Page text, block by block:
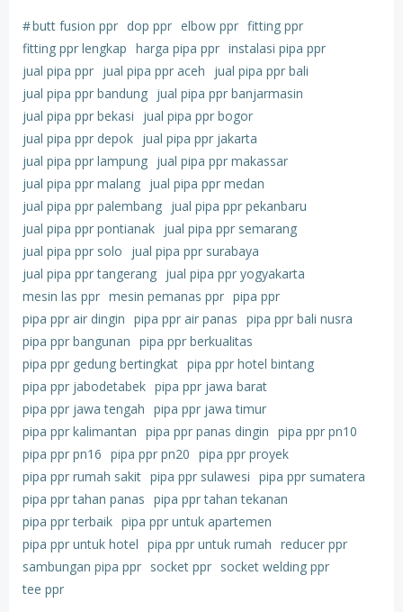
#butt fusion ppr dop ppr elbow ppr fitting ppr
fitting ppr lengkap harga pipa ppr instalasi pipa ppr
jual pipa ppr jual pipa ppr aceh
jual pipa ppr bali
jual pipa ppr bandung jual pipa ppr banjarmasin
jual pipa ppr bekasi
jual pipa ppr bogor
jual pipa ppr depok jual pipa ppr jakarta
jual pipa ppr lampung jual pipa ppr makassar
jual pipa ppr malang jual pipa ppr medan
jual pipa ppr palembang jual pipa ppr pekanbaru
jual pipa ppr pontianak jual pipa ppr semarang
jual pipa ppr solo
jual pipa ppr surabaya
jual pipa ppr tangerang jual pipa ppr yogyakarta
mesin las ppr mesin pemanas ppr pipa ppr
pipa ppr air dingin pipa ppr air panas pipa ppr bali nusra
pipa ppr bangunan pipa ppr berkualitas
pipa ppr gedung bertingkat pipa ppr hotel bintang
pipa ppr jabodetabek pipa ppr jawa barat
pipa ppr jawa tengah pipa ppr jawa timur
pipa ppr kalimantan pipa ppr panas dingin pipa ppr pn10
pipa ppr pn16 pipa ppr pn20 pipa ppr proyek
pipa ppr rumah sakit pipa ppr sulawesi pipa ppr sumatera
pipa ppr tahan panas pipa ppr tahan tekanan
pipa ppr terbaik pipa ppr untuk apartemen
pipa ppr untuk hotel pipa ppr untuk rumah reducer ppr
sambungan pipa ppr socket ppr socket welding ppr
tee ppr